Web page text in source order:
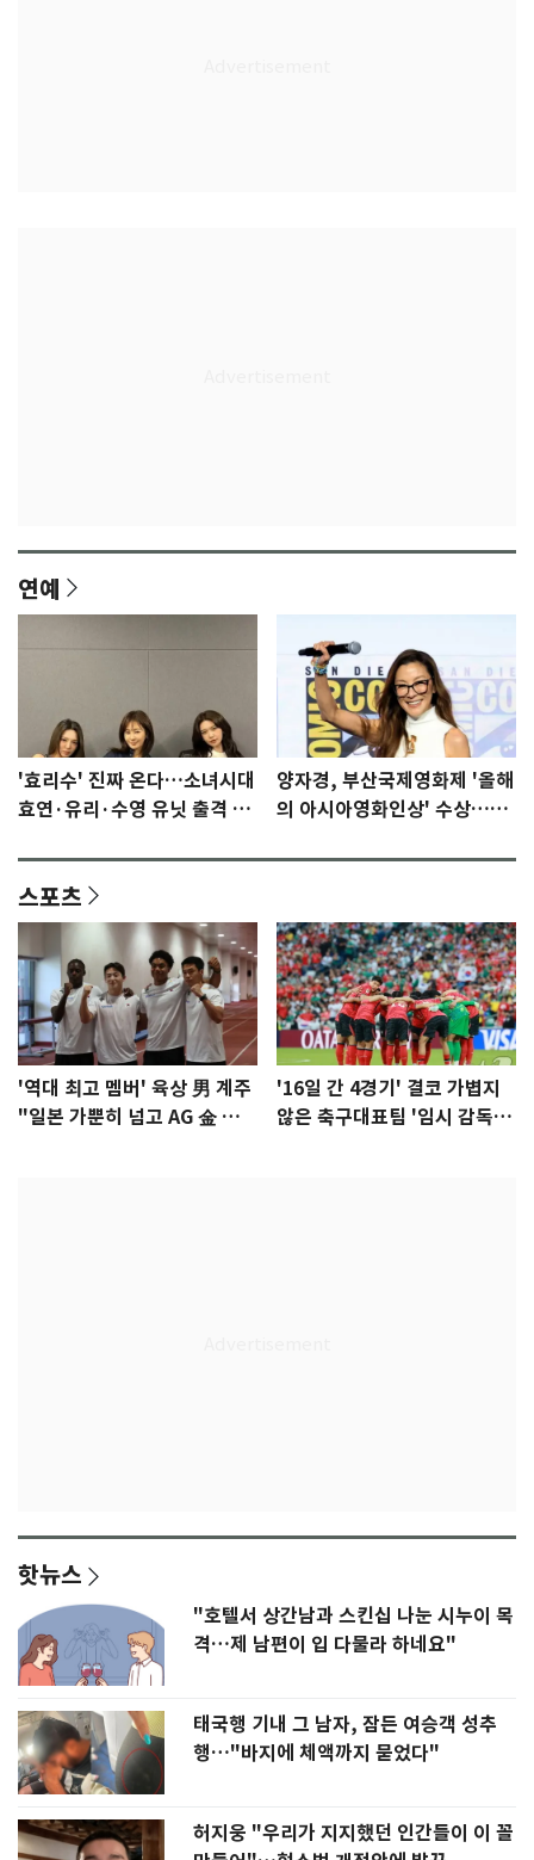
연예
'효리수' 진짜 온다…소녀시대
효연·유리·수영 유닛 출격 [N
양자경, 부산국제영화제 '올해
의 아시아영화인상' 수상…15
스포츠
'역대 최고 멤버' 육상 男 계주
"일본 가뿐히 넘고 AG 金 따겠
'16일 간 4경기' 결코 가볍지
않은 축구대표팀 '임시 감독'
핫뉴스
"호텔서 상간남과 스킨십 나눈 시누이 목
격…제 남편이 입 다물라 하네요"
태국행 기내 그 남자, 잠든 여승객 성추
행…"바지에 체액까지 묻었다"
허지웅 "우리가 지지했던 인간들이 이 꼴